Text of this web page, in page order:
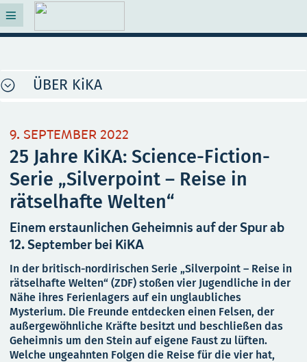
ÜBER KiKA
9. SEPTEMBER 2022
25 Jahre KiKA: Science-Fiction-
Serie „Silverpoint – Reise in
rätselhafte Welten“
Einem erstaunlichen Geheimnis auf der Spur ab
12. September bei KiKA
In der britisch-nordirischen Serie „Silverpoint – Reise in
rätselhafte Welten“ (ZDF) stoßen vier Jugendliche in der
Nähe ihres Ferienlagers auf ein unglaubliches
Mysterium. Die Freunde entdecken einen Felsen, der
außergewöhnliche Kräfte besitzt und beschließen das
Geheimnis um den Stein auf eigene Faust zu lüften.
Welche ungeahnten Folgen die Reise für die vier hat,